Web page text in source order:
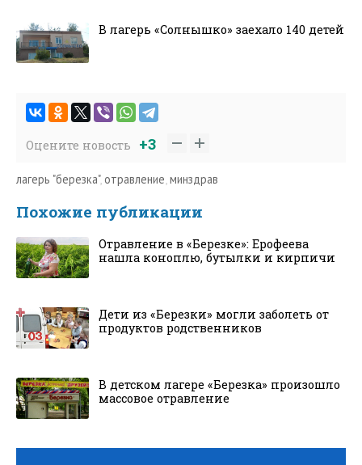
В лагерь «Солнышко» заехало 140 детей
Оцените новость +3
лагерь "березка", отравление,минздрав
Похожие публикации
Отравление в «Березке»: Ерофеева
нашла коноплю, бутылки и кирпичи
Дети из «Березки» могли заболеть от
продуктов родственников
В детском лагере «Березка» произошло
массовое отравление